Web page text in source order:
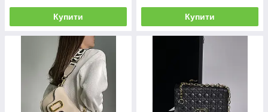
Купити Купити